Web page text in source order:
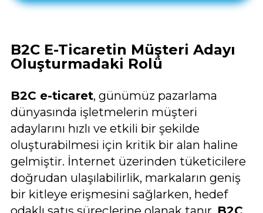
B2C E-Ticaretin Müşteri Adayı
Oluşturmadaki Rolü
B2C e-ticaret, günümüz pazarlama
dünyasında işletmelerin müşteri
adaylarını hızlı ve etkili bir şekilde
oluşturabilmesi için kritik bir alan haline
gelmiştir. İnternet üzerinden tüketicilere
doğrudan ulaşılabilirlik, markaların geniş
bir kitleye erişmesini sağlarken, hedef